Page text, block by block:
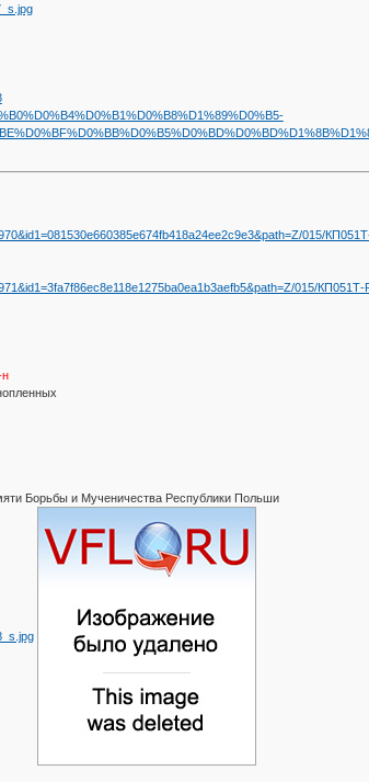
015/
015/
н
Борьбы и Мученичества Республики Польши